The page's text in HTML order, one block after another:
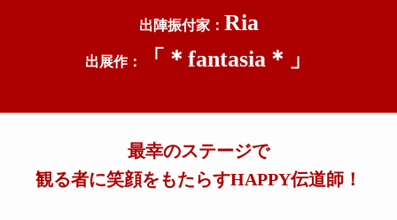
出陣振付家： Ria
出展作： 「＊fantasia＊ 」
最幸のステージで
観る者に笑顔をもたらすHAPPY伝道師！